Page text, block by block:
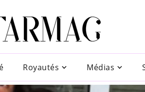
Royautés Médias